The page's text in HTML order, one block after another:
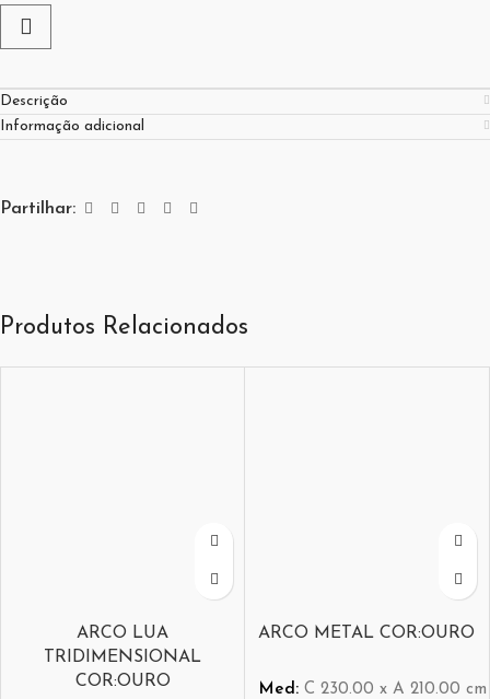
Descrição
Informação adicional
Partilhar:
Produtos Relacionados
ARCO LUA
TRIDIMENSIONAL
COR:OURO
ARCO METAL COR:OURO
Med: C 230.00 x A 210.00 cm